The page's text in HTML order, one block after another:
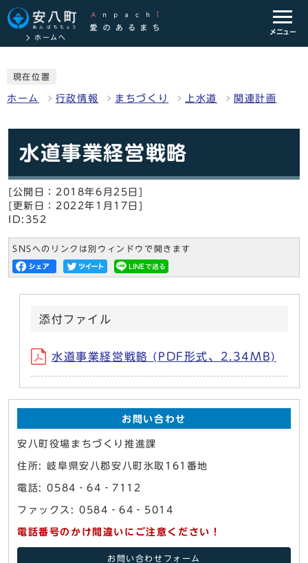
ホームへ
メニュー
現在位置
ホーム 行政情報 まちづくり 上水道 関連計画
水道事業経営戦略
[公開日：2018年6月25日]
[更新日：2022年1月17日]
ID:352
SNSへのリンクは別ウィンドウで開きます
添付ファイル
水道事業経営戦略 (PDF形式、2.34MB)
お問い合わせ
安八町役場まちづくり推進課
住所: 岐阜県安八郡安八町氷取161番地
電話: 0584‐64‐7112
ファックス: 0584‐64‐5014
電話番号のかけ間違いにご注意ください！
お問い合わせフォーム